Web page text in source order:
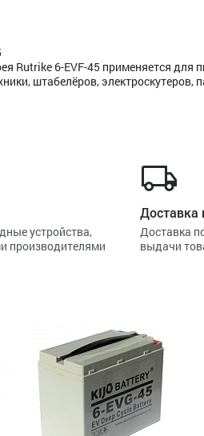
Rutrike 6-EVF-45 применяется
штабелёров,
устройства,
производителями
Доставка
Доставка
выдачи